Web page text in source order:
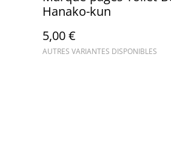
Hanako-kun
5,00 €
AUTRES VARIANTES DISPONIBLES